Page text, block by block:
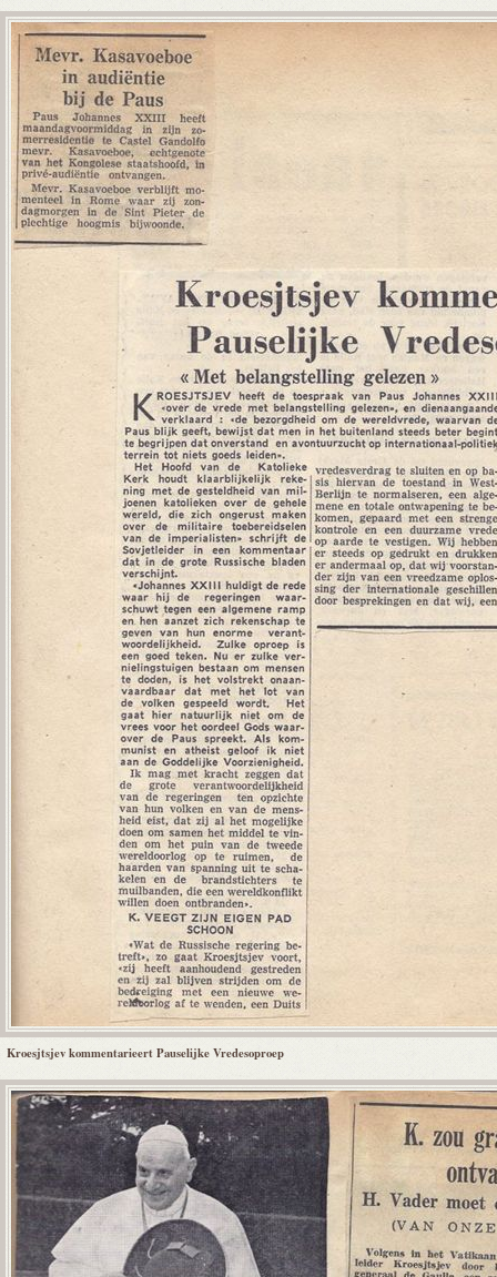
Kroesjtsjev kommentarieert Pauselijke Vredesoproep